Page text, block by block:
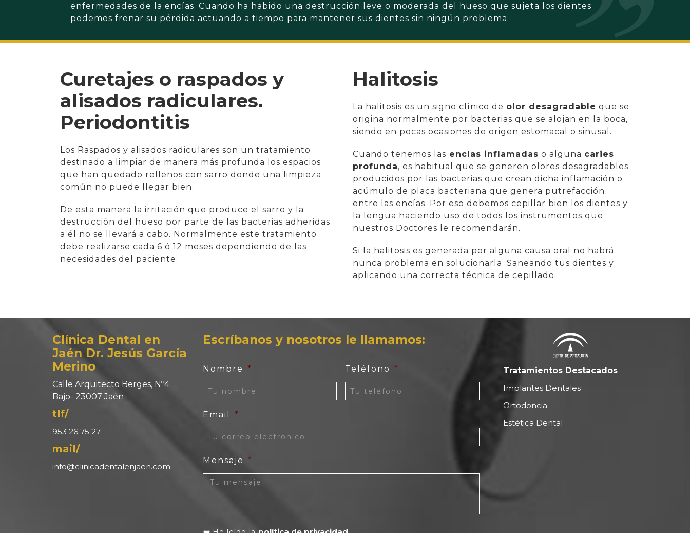
enfermedades de la encías. Cuando ha habido una destrucción leve o moderada del hueso que sujeta los dientes
podemos frenar su pérdida actuando a tiempo para mantener sus dientes sin ningún problema.
Curetajes o raspados y
alisados radiculares.
Periodontitis
Los Raspados y alisados radiculares son un tratamiento
destinado a limpiar de manera más profunda los espacios
que han quedado rellenos con sarro donde una limpieza
común no puede llegar bien.
De esta manera la irritación que produce el sarro y la
destrucción del hueso por parte de las bacterias adheridas
a él no se llevará a cabo. Normalmente este tratamiento
debe realizarse cada 6 ó 12 meses dependiendo de las
necesidades del paciente.
Halitosis
La halitosis es un signo clínico de olor desagradable que se
origina normalmente por bacterias que se alojan en la boca,
siendo en pocas ocasiones de origen estomacal o sinusal.
Cuando tenemos las encías inflamadas o alguna caries
profunda, es habitual que se generen olores desagradables
producidos por las bacterias que crean dicha inflamación o
acúmulo de placa bacteriana que genera putrefacción
entre las encías. Por eso debemos cepillar bien los dientes y
la lengua haciendo uso de todos los instrumentos que
nuestros Doctores le recomendarán.
Si la halitosis es generada por alguna causa oral no habrá
nunca problema en solucionarla. Saneando tus dientes y
aplicando una correcta técnica de cepillado.
Clínica Dental en
Jaén Dr. Jesús García
Merino
Calle Arquitecto Berges, Nº4
Bajo- 23007 Jaén
tlf/
953 26 75 27
mail/
info@clinicadentalenjaen.com
Escríbanos y nosotros le llamamos:
Nombre * Teléfono *
Email *
Mensaje *
Tratamientos Destacados
Implantes Dentales
Ortodoncia
Estética Dental